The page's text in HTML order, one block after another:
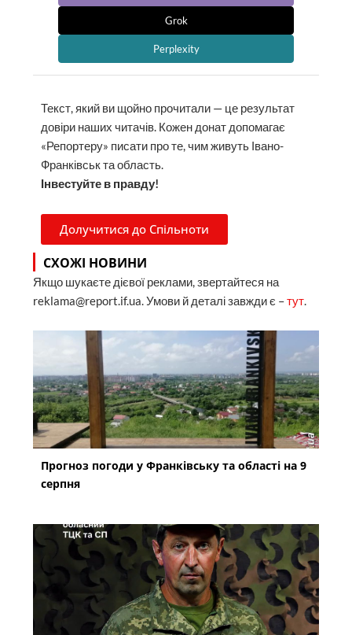
Grok
Perplexity
Текст, який ви щойно прочитали — це результат
довіри наших читачів. Кожен донат допомагає
«Репортеру» писати про те, чим живуть Івано-
Франківськ та область.
Інвестуйте в правду!
Долучитися до Спільноти
СХОЖІ НОВИНИ
Якщо шукаєте дієвої реклами, звертайтеся на
reklama@report.if.ua. Умови й деталі завжди є –тут.
Прогноз погоди у Франківську та області на 9
серпня